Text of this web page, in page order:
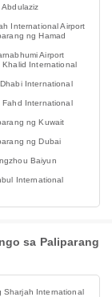
International Airport
ng Hamad
Airport
Khalid International
International
Fahd International
ng Kuwait
ng Dubai
Baiyun
International
sa Paliparang
Sharjah International